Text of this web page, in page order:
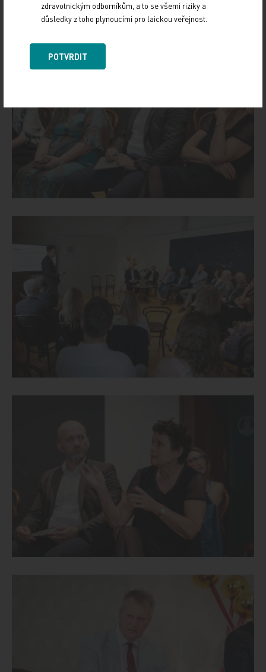
zdravotnickým odborníkům, a to se všemi riziky a
důsledky z toho plynoucími pro laickou veřejnost.
POTVRDIT